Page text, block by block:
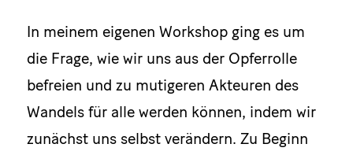
In meinem eigenen Workshop ging es um
die Frage, wie wir uns aus der Opferrolle
befreien und zu mutigeren Akteuren des
Wandels für alle werden können, indem wir
zunächst uns selbst verändern. Zu Beginn